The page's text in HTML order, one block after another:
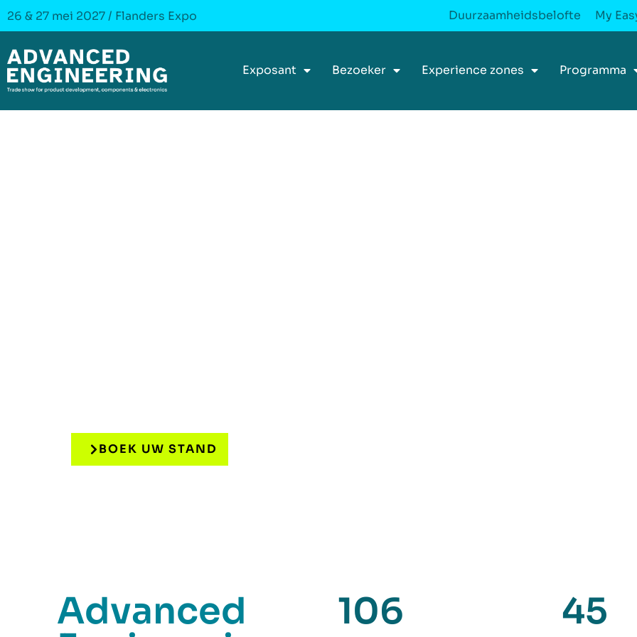
26 & 27 mei 2027 / Flanders Expo Duurzaamheidsbelofte My
Exposant Bezoeker Experience zones Programma
BOEK UW STAND
Advanced 106 45